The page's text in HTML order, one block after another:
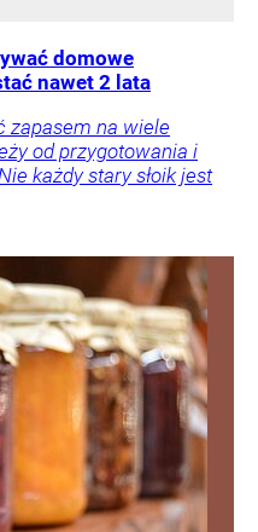
domowe
nawet 2 lata
zapasem na wiele
od przygotowania i
każdy stary słoik jest